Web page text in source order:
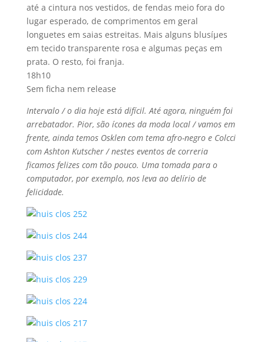
até a cintura nos vestidos, de fendas meio fora do
lugar esperado, de comprimentos em geral
longuetes em saias estreitas. Mais alguns blusíµes
em tecido transparente rosa e algumas peças em
prata. O resto, foi franja.
18h10
Sem ficha nem release
Intervalo / o dia hoje está difí­cil. Até agora, ninguém foi
arrebatador. Pior, são í­cones da moda local / vamos em
frente, ainda temos Osklen com tema afro-negro e Colcci
com Ashton Kutscher / nestes eventos de correria
ficamos felizes com tão pouco. Uma tomada para o
computador, por exemplo, nos leva ao delí­rio de
felicidade.